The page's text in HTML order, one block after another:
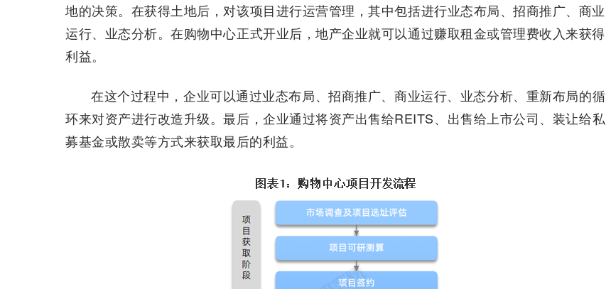
地的决策。在获得土地后，对该项目进行运营管理，其中包括进行业态布局、招商推广、商业
运行、业态分析。在购物中心正式开业后，地产企业就可以通过赚取租金或管理费收入来获得
利益。
在这个过程中，企业可以通过业态布局、招商推广、商业运行、业态分析、重新布局的循
环来对资产进行改造升级。最后，企业通过将资产出售给REITS、出售给上市公司、装让给私
募基金或散卖等方式来获取最后的利益。